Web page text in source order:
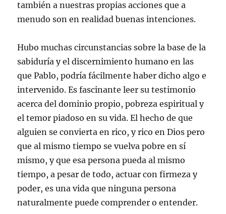
también a nuestras propias acciones que a
menudo son en realidad buenas intenciones.
Hubo muchas circunstancias sobre la base de la
sabiduría y el discernimiento humano en las
que Pablo, podría fácilmente haber dicho algo e
intervenido. Es fascinante leer su testimonio
acerca del dominio propio, pobreza espiritual y
el temor piadoso en su vida. El hecho de que
alguien se convierta en rico, y rico en Dios pero
que al mismo tiempo se vuelva pobre en sí
mismo, y que esa persona pueda al mismo
tiempo, a pesar de todo, actuar con firmeza y
poder, es una vida que ninguna persona
naturalmente puede comprender o entender.